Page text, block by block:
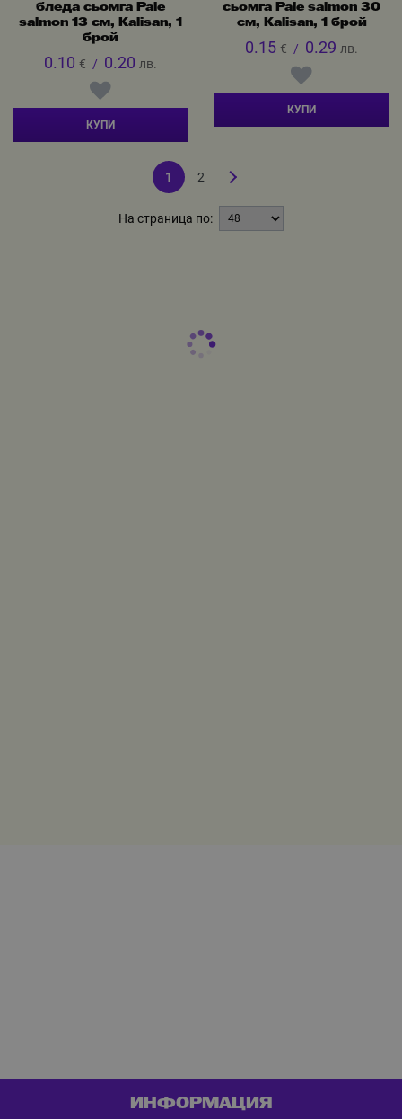
бледа сьомга Pale
salmon 13 см, Kalisan, 1
брой
0.10 € / 0.20 лв.
КУПИ
сьомга Pale salmon 30
см, Kalisan, 1 брой
0.15 € / 0.29 лв.
КУПИ
1 2
На страница по:
ИНФОРМАЦИЯ